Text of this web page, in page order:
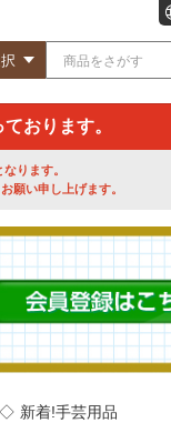
おります。
ります。
願い申し上げます。
◇ 新着!手芸用品